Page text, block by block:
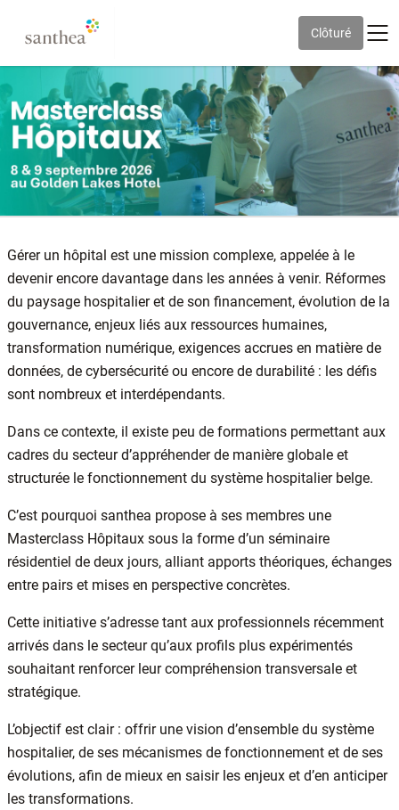
Clôturé
Gérer un hôpital est une mission complexe, appelée à le
devenir encore davantage dans les années à venir. Réformes
du paysage hospitalier et de son financement, évolution de la
gouvernance, enjeux liés aux ressources humaines,
transformation numérique, exigences accrues en matière de
données, de cybersécurité ou encore de durabilité : les défis
sont nombreux et interdépendants.
Dans ce contexte, il existe peu de formations permettant aux
cadres du secteur d’appréhender de manière globale et
structurée le fonctionnement du système hospitalier belge.
C’est pourquoi santhea propose à ses membres une
Masterclass Hôpitaux sous la forme d’un séminaire
résidentiel de deux jours, alliant apports théoriques, échanges
entre pairs et mises en perspective concrètes.
Cette initiative s’adresse tant aux professionnels récemment
arrivés dans le secteur qu’aux profils plus expérimentés
souhaitant renforcer leur compréhension transversale et
stratégique.
L’objectif est clair : offrir une vision d’ensemble du système
hospitalier, de ses mécanismes de fonctionnement et de ses
évolutions, afin de mieux en saisir les enjeux et d’en anticiper
les transformations.